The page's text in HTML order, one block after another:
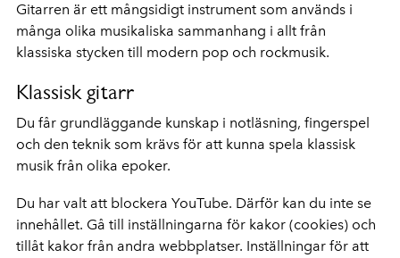
Gitarren är ett mångsidigt instrument som används i
många olika musikaliska sammanhang i allt från
klassiska stycken till modern pop och rockmusik.
Klassisk gitarr
Du får grundläggande kunskap i notläsning, fingerspel
och den teknik som krävs för att kunna spela klassisk
musik från olika epoker.
Du har valt att blockera YouTube. Därför kan du inte se
innehållet. Gå till inställningarna för kakor (cookies) och
tillåt kakor från andra webbplatser. Inställningar för att